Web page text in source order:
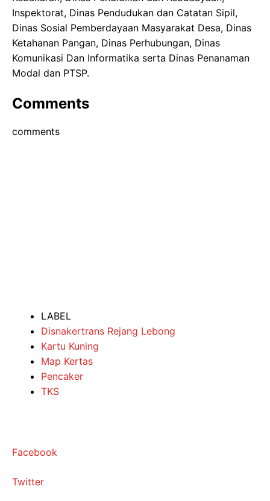
Inspektorat, Dinas Pendudukan dan Catatan Sipil,
Dinas Sosial Pemberdayaan Masyarakat Desa, Dinas
Ketahanan Pangan, Dinas Perhubungan, Dinas
Komunikasi Dan Informatika serta Dinas Penanaman
Modal dan PTSP.
Comments
comments
LABEL
Disnakertrans Rejang Lebong
Kartu Kuning
Map Kertas
Pencaker
TKS
Facebook
Twitter